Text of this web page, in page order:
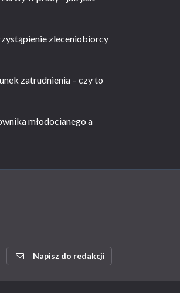
zleceniobiorcy
zatrudnienia – czy to
młodocianego a
Napisz do redakcji